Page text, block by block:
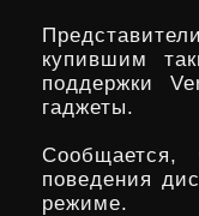
купившим
поддержки
гаджеты.
Сообщается,
поведения
режиме.